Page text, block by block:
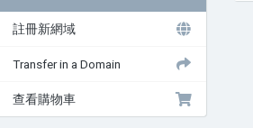
註冊新網域
Transfer in a Domain
查看購物車